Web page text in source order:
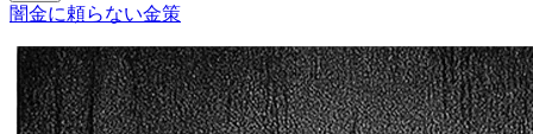
闇金に頼らない金策